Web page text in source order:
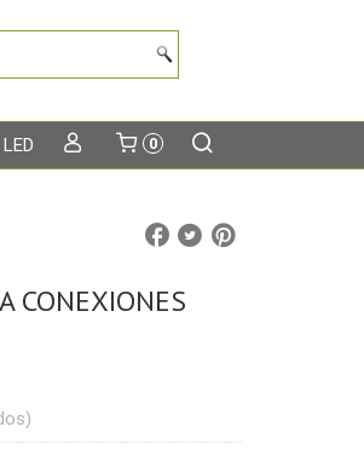
0
CONEXIONES